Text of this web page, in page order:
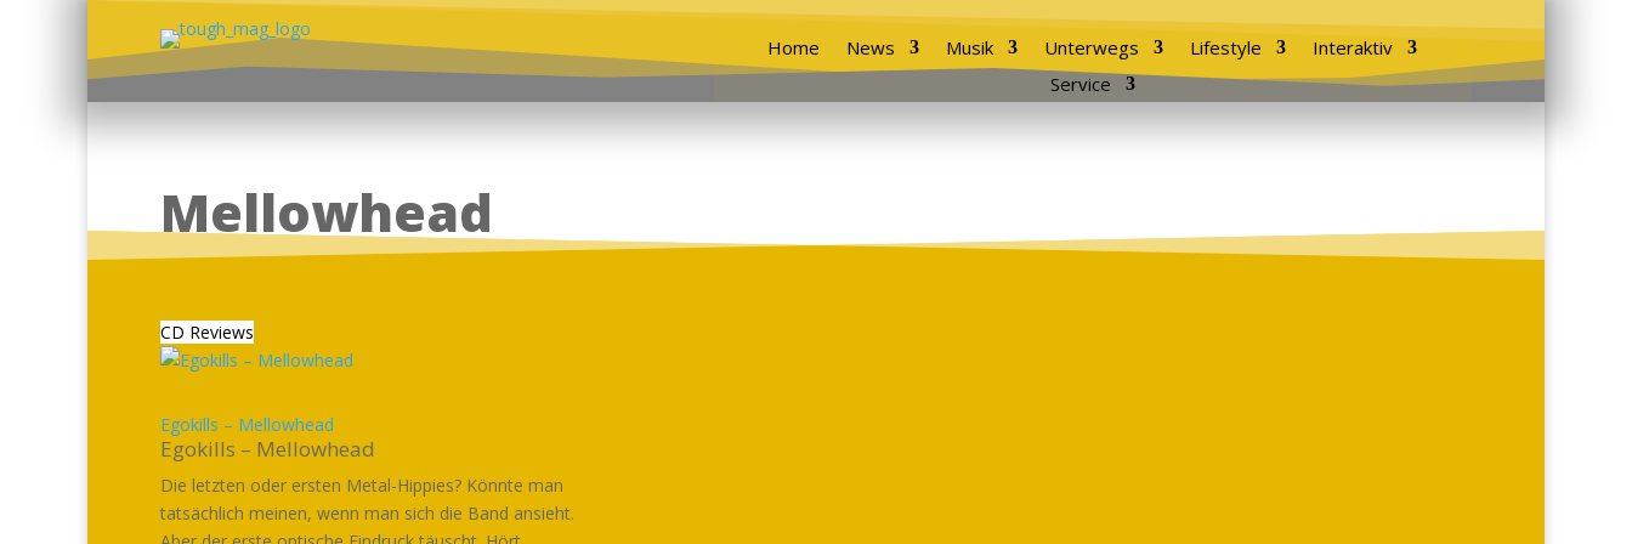
Home News Musik Unterwegs Lifestyle
Interaktiv
Service
Mellowhead
CD Reviews
Egokills – Mellowhead
Egokills – Mellowhead
Die letzten oder ersten Metal-Hippies? Könnte man
tatsächlich meinen, wenn man sich die Band ansieht.